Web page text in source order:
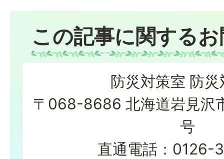
この記事に関する
防災対策室 防
〒068-8686 北海道岩見沢
号
直通電話：0126-